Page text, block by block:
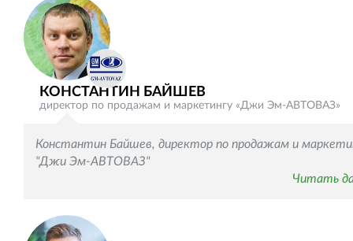
КОНСТАНТИН БАЙШЕВ
директор по продажам и маркетингу «Джи Эм-АВТОВАЗ»
Константин Байшев, директор по продажам и
"Джи Эм-АВТОВАЗ"
Читать